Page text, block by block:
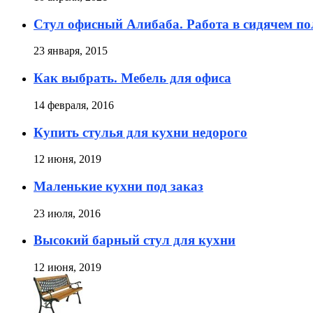
Стул офисный Алибаба. Работа в сидячем
23 января, 2015
Как выбрать. Мебель для офиса
14 февраля, 2016
Купить стулья для кухни недорого
12 июня, 2019
Маленькие кухни под заказ
23 июля, 2016
Высокий барный стул для кухни
12 июня, 2019